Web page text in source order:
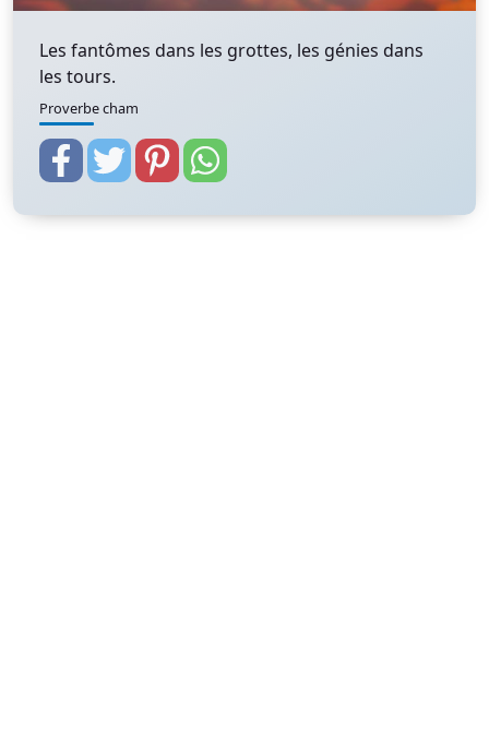
Les fantômes dans les grottes, les génies dans
les tours.
Proverbe cham